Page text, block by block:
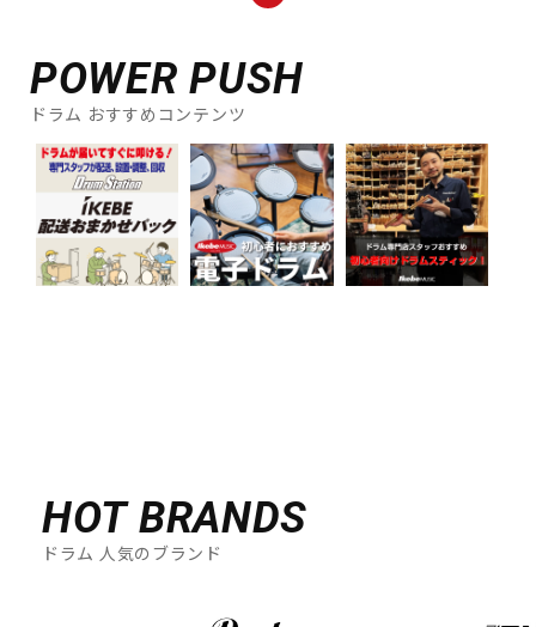
POWER PUSH
ドラム おすすめコンテンツ
HOT BRANDS
ドラム 人気のブランド